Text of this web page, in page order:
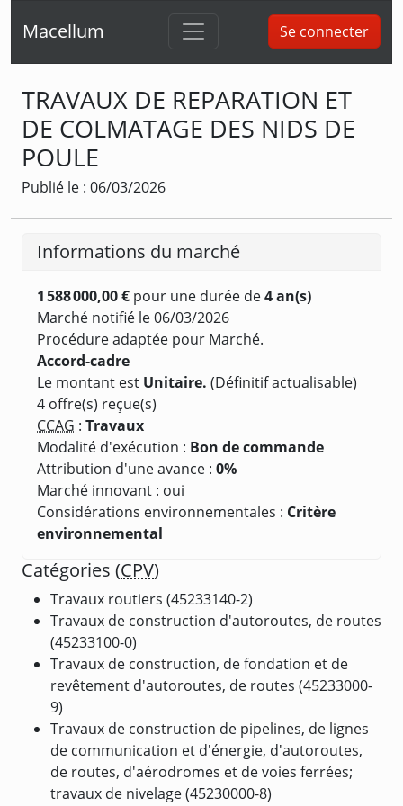
Macellum Se connecter
TRAVAUX DE REPARATION ET
DE COLMATAGE DES NIDS DE
POULE
Publié le : 06/03/2026
Informations du marché
1 588 000,00 € pour une durée de4 an(s)
Marché notifié le 06/03/2026
Procédure adaptée pour Marché.
Accord-cadre
Le montant est Unitaire. (Définitif actualisable)
4 offre(s) reçue(s)
CCAG : Travaux
Modalité d'exécution : Bon de commande
Attribution d'une avance : 0%
Marché innovant : oui
Considérations environnementales : Critère
environnemental
Catégories (CPV)
Travaux routiers (45233140-2)
Travaux de construction d'autoroutes, de routes
(45233100-0)
Travaux de construction, de fondation et de
revêtement d'autoroutes, de routes (45233000-
9)
Travaux de construction de pipelines, de lignes
de communication et d'énergie, d'autoroutes,
de routes, d'aérodromes et de voies ferrées;
travaux de nivelage (45230000-8)